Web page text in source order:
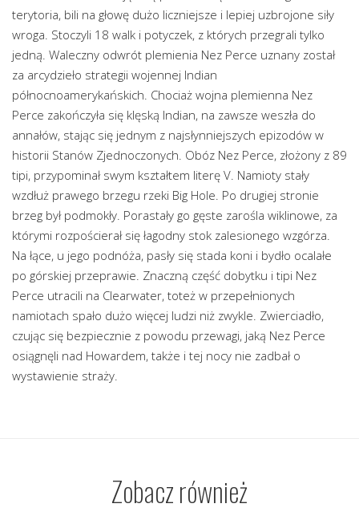
terytoria, bili na głowę dużo liczniejsze i lepiej uzbrojone siły
wroga. Stoczyli 18 walk i potyczek, z których przegrali tylko
jedną. Waleczny odwrót plemienia Nez Perce uznany został
za arcydzieło strategii wojennej Indian
północnoamerykańskich. Chociaż wojna plemienna Nez
Perce zakończyła się klęską Indian, na zawsze weszła do
annałów, stając się jednym z najsłynniejszych epizodów w
historii Stanów Zjednoczonych. Obóz Nez Perce, złożony z 89
tipi, przypominał swym kształtem literę V. Namioty stały
wzdłuż prawego brzegu rzeki Big Hole. Po drugiej stronie
brzeg był podmokły. Porastały go gęste zarośla wiklinowe, za
którymi rozpościerał się łagodny stok zalesionego wzgórza.
Na łące, u jego podnóża, pasły się stada koni i bydło ocalałe
po górskiej przeprawie. Znaczną część dobytku i tipi Nez
Perce utracili na Clearwater, toteż w przepełnionych
namiotach spało dużo więcej ludzi niż zwykle. Zwierciadło,
czując się bezpiecznie z powodu przewagi, jaką Nez Perce
osiągnęli nad Howardem, także i tej nocy nie zadbał o
wystawienie straży.
Zobacz również